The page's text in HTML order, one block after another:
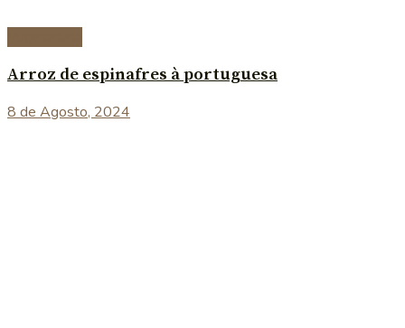
Arroz de espinafres à portuguesa
8 de Agosto, 2024